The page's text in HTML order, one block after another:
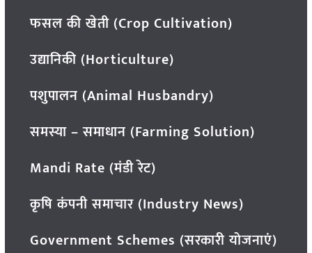
फसल की खेती (Crop Cultivation)
उद्यानिकी (Horticulture)
पशुपालन (Animal Husbandry)
समस्या – समाधान (Farming Solution)
Mandi Rate (मंडी रेट)
कृषि कंपनी समाचार (Industry News)
Government Schemes (सरकारी योजनाएं)